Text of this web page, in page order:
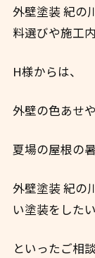
外壁塗装 紀の
料選びや施工
H様からは、
外壁の色あせ
夏場の屋根の
外壁塗装 紀の
い塗装をしたい
といったご相